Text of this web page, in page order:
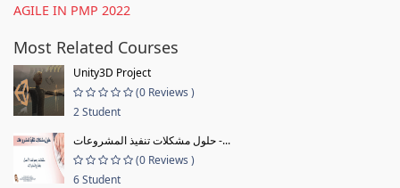
AGILE IN PMP 2022
Most Related Courses
Unity3D Project
(0 Reviews )
2 Student
حلول مشكلات تنفيذ المشروعات -...
(0 Reviews )
6 Student